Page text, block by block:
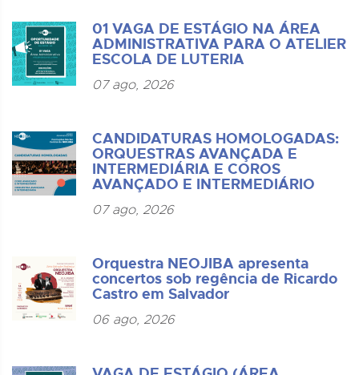
01 VAGA DE ESTÁGIO NA ÁREA
ADMINISTRATIVA PARA O ATELIER
ESCOLA DE LUTERIA
07 ago, 2026
CANDIDATURAS HOMOLOGADAS:
ORQUESTRAS AVANÇADA E
INTERMEDIÁRIA E COROS
AVANÇADO E INTERMEDIÁRIO
07 ago, 2026
Orquestra NEOJIBA apresenta
concertos sob regência de Ricardo
Castro em Salvador
06 ago, 2026